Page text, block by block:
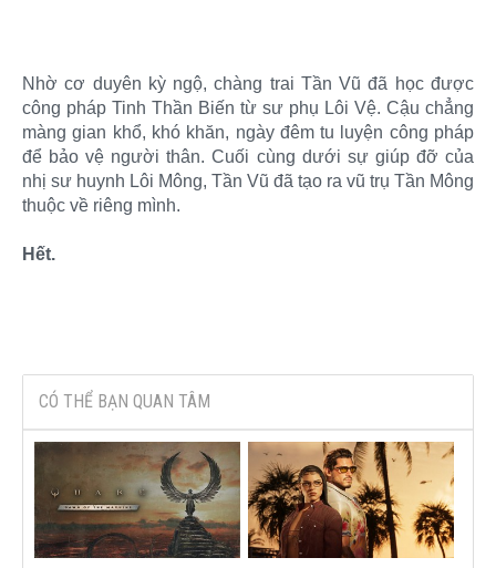
Nhờ cơ duyên kỳ ngộ, chàng trai Tần Vũ đã học được
công pháp Tinh Thần Biến từ sư phụ Lôi Vệ. Cậu chẳng
màng gian khổ, khó khăn, ngày đêm tu luyện công pháp
để bảo vệ người thân. Cuối cùng dưới sự giúp đỡ của
nhị sư huynh Lôi Mông, Tần Vũ đã tạo ra vũ trụ Tần Mông
thuộc về riêng mình.
Hết.
CÓ THỂ BẠN QUAN TÂM